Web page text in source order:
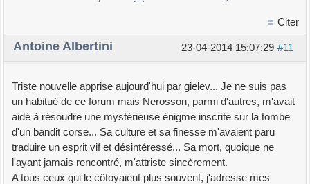
Citer
#11
23-04-2014 15:07:29
Antoine Albertini
Triste nouvelle apprise aujourd'hui par gielev... Je ne suis pas
un habitué de ce forum mais Nerosson, parmi d'autres, m'avait
aidé à résoudre une mystérieuse énigme inscrite sur la tombe
d'un bandit corse... Sa culture et sa finesse m'avaient paru
traduire un esprit vif et désintéressé... Sa mort, quoique ne
l'ayant jamais rencontré, m'attriste sincèrement.
A tous ceux qui le côtoyaient plus souvent, j'adresse mes